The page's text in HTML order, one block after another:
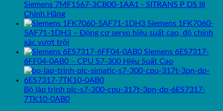
Siemens 7MF1567-3CB00-1AA1 - SITRANS P DS III
Chính Hãng
Siemens 1FK7060-
5AF71-1DH3 – Động cơ servo hiệu suất cao, độ chính
xác vượt trội
Siemens 6ES7317-
6FF04-0AB0 – CPU S7-300 Hiệu Suất Cao
Bộ lập trình plc-s7-300-cpu-317t-3pn-dp-6ES7317-
7TK10-0AB0